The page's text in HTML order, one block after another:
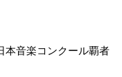
本音楽コンクール覇者